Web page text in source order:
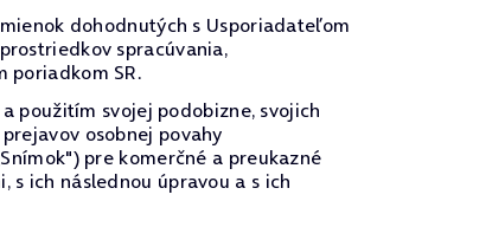
dohodnutých s Usporiadateľom
spracúvania,
poriadkom SR.
použitím svojej podobizne, svojich
osobnej povahy
pre komerčné a preukazné
s ich následnou úpravou a s ich